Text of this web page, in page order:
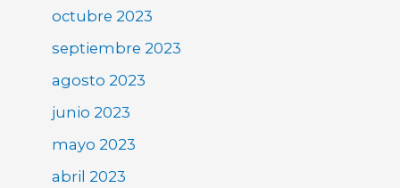
octubre 2023
septiembre 2023
agosto 2023
junio 2023
mayo 2023
abril 2023